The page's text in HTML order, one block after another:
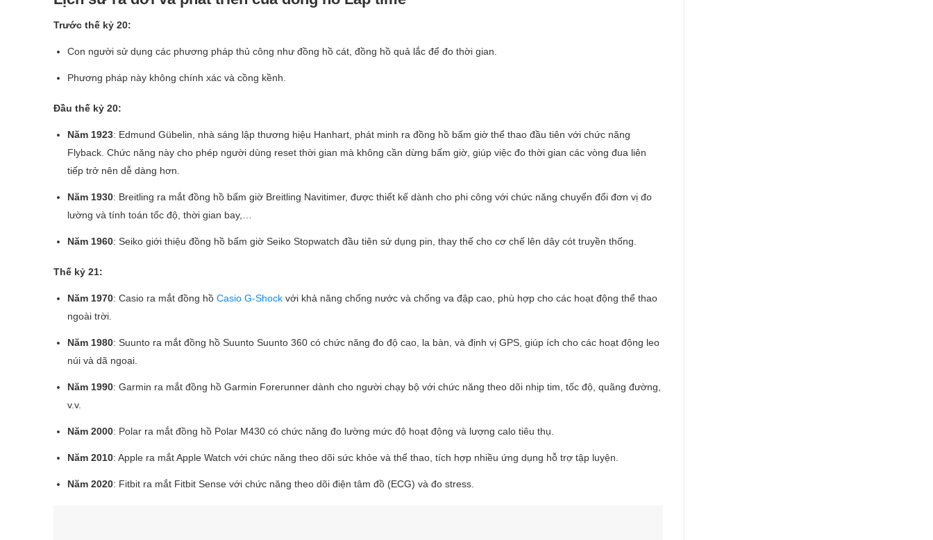
Trước thế kỷ 20:
Con người sử dụng các phương pháp thủ công như đồng hồ cát, đồng hồ quả lắc để đo thời gian.
Phương pháp này không chính xác và cồng kềnh.
Đầu thế kỷ 20:
Năm 1923: Edmund Gübelin, nhà sáng lập thương hiệu Hanhart, phát minh ra đồng hồ bấm giờ thể thao đầu tiên với chức năng
Flyback. Chức năng này cho phép người dùng reset thời gian mà không cần dừng bấm giờ, giúp việc đo thời gian các vòng đua liên
tiếp trở nên dễ dàng hơn.
Năm 1930: Breitling ra mắt đồng hồ bấm giờ Breitling Navitimer, được thiết kế dành cho phi công với chức năng chuyển đổi đơn vị đo
lường và tính toán tốc độ, thời gian bay,…
Năm 1960: Seiko giới thiệu đồng hồ bấm giờ Seiko Stopwatch đầu tiên sử dụng pin, thay thế cho cơ chế lên dây cót truyền thống.
Thế kỷ 21:
Năm 1970: Casio ra mắt đồng hồ Casio G-Shock với khả năng chống nước và chống va đập cao, phù hợp cho các hoạt động thể thao
ngoài trời.
Năm 1980: Suunto ra mắt đồng hồ Suunto Suunto 360 có chức năng đo độ cao, la bàn, và định vị GPS, giúp ích cho các hoạt động leo
núi và dã ngoại.
Năm 1990: Garmin ra mắt đồng hồ Garmin Forerunner dành cho người chạy bộ với chức năng theo dõi nhịp tim, tốc độ, quãng đường,
v.v.
Năm 2000: Polar ra mắt đồng hồ Polar M430 có chức năng đo lường mức độ hoạt động và lượng calo tiêu thụ.
Năm 2010: Apple ra mắt Apple Watch với chức năng theo dõi sức khỏe và thể thao, tích hợp nhiều ứng dụng hỗ trợ tập luyện.
Năm 2020: Fitbit ra mắt Fitbit Sense với chức năng theo dõi điện tâm đồ (ECG) và đo stress.